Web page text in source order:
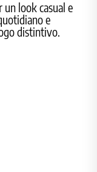
un look casual e
e
distintivo.